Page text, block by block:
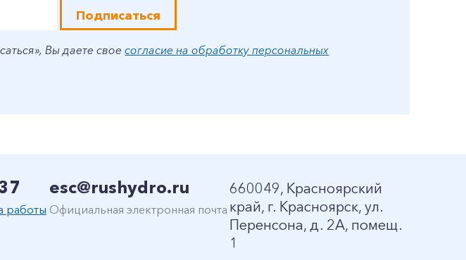
Подписаться
Вы даете своесогласие на обработку персональных
работы
esc@rushydro.ru
Официальная электронная почта
660049, Красноярский
край, г. Красноярск, ул.
Перенсона, д. 2А, помещ.
1